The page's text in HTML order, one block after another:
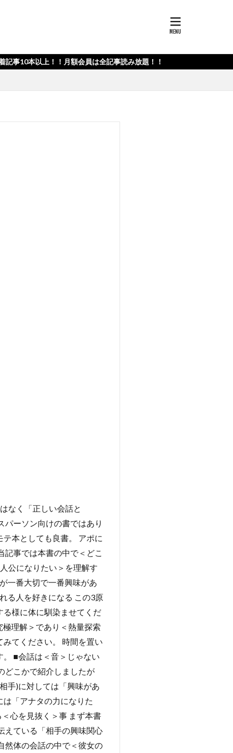
以上！！月額会員は全記事読み放題！！
なく「正しい会話と
ーソン向けの書ではあり
本としても良書。 アポに
事では本書の中で＜どこ
公になりたい＞を理解す
一番大切で一番興味があ
る人を好きになる この3原
様に体に馴染ませてくだ
理解＞であり＜熱量探索
てください。 時間を置い
■会話は＜音＞じゃない
どこかで紹介しましたが
手)に対しては「興味があ
「アナタの力になりた
心を見抜く＞事 まず本書
えている「相手の興味関心
然体の会話の中で＜彼女の